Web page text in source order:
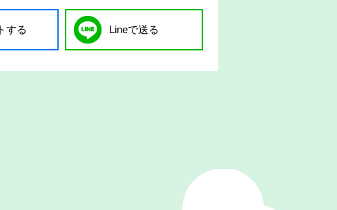
する Lineで送る